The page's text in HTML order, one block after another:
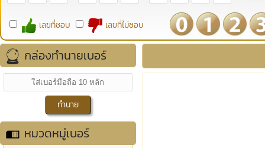
เลขที่ชอบ เลขที่ไม่ชอบ
กล่องทำนายเบอร์
หมวดหมู่เบอร์